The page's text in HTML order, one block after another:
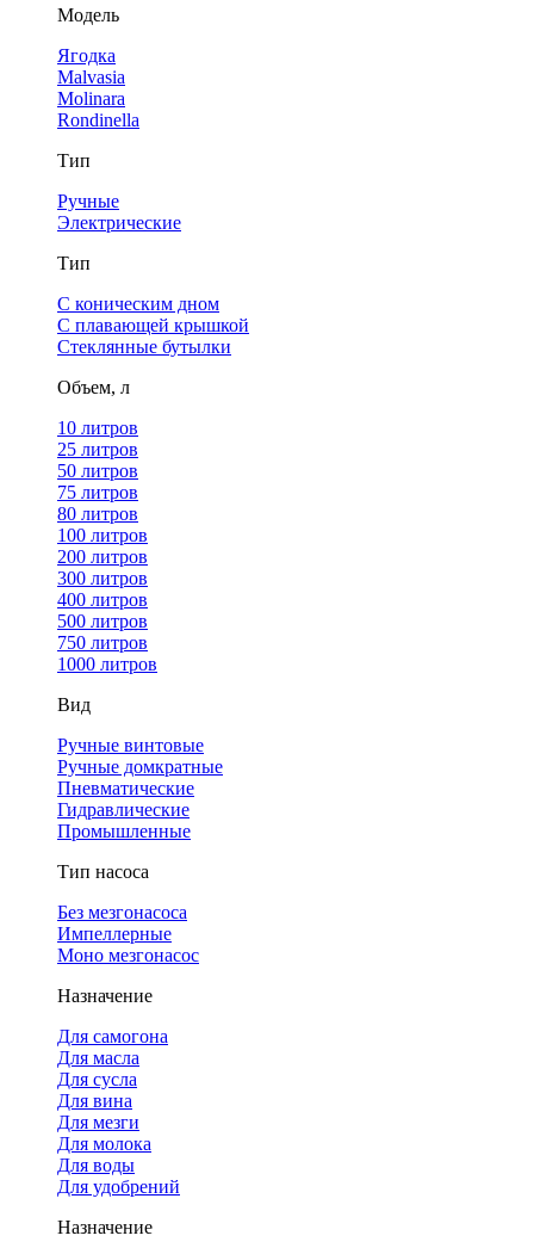
Модель
Ягодка
Malvasia
Molinara
Rondinella
Тип
Ручные
Электрические
Тип
С коническим дном
С плавающей крышкой
Стеклянные бутылки
Объем, л
10 литров
25 литров
50 литров
75 литров
80 литров
100 литров
200 литров
300 литров
400 литров
500 литров
750 литров
1000 литров
Вид
Ручные винтовые
Ручные домкратные
Пневматические
Гидравлические
Промышленные
Тип насоса
Без мезгонасоса
Импеллерные
Моно мезгонасос
Назначение
Для самогона
Для масла
Для сусла
Для вина
Для мезги
Для молока
Для воды
Для удобрений
Назначение